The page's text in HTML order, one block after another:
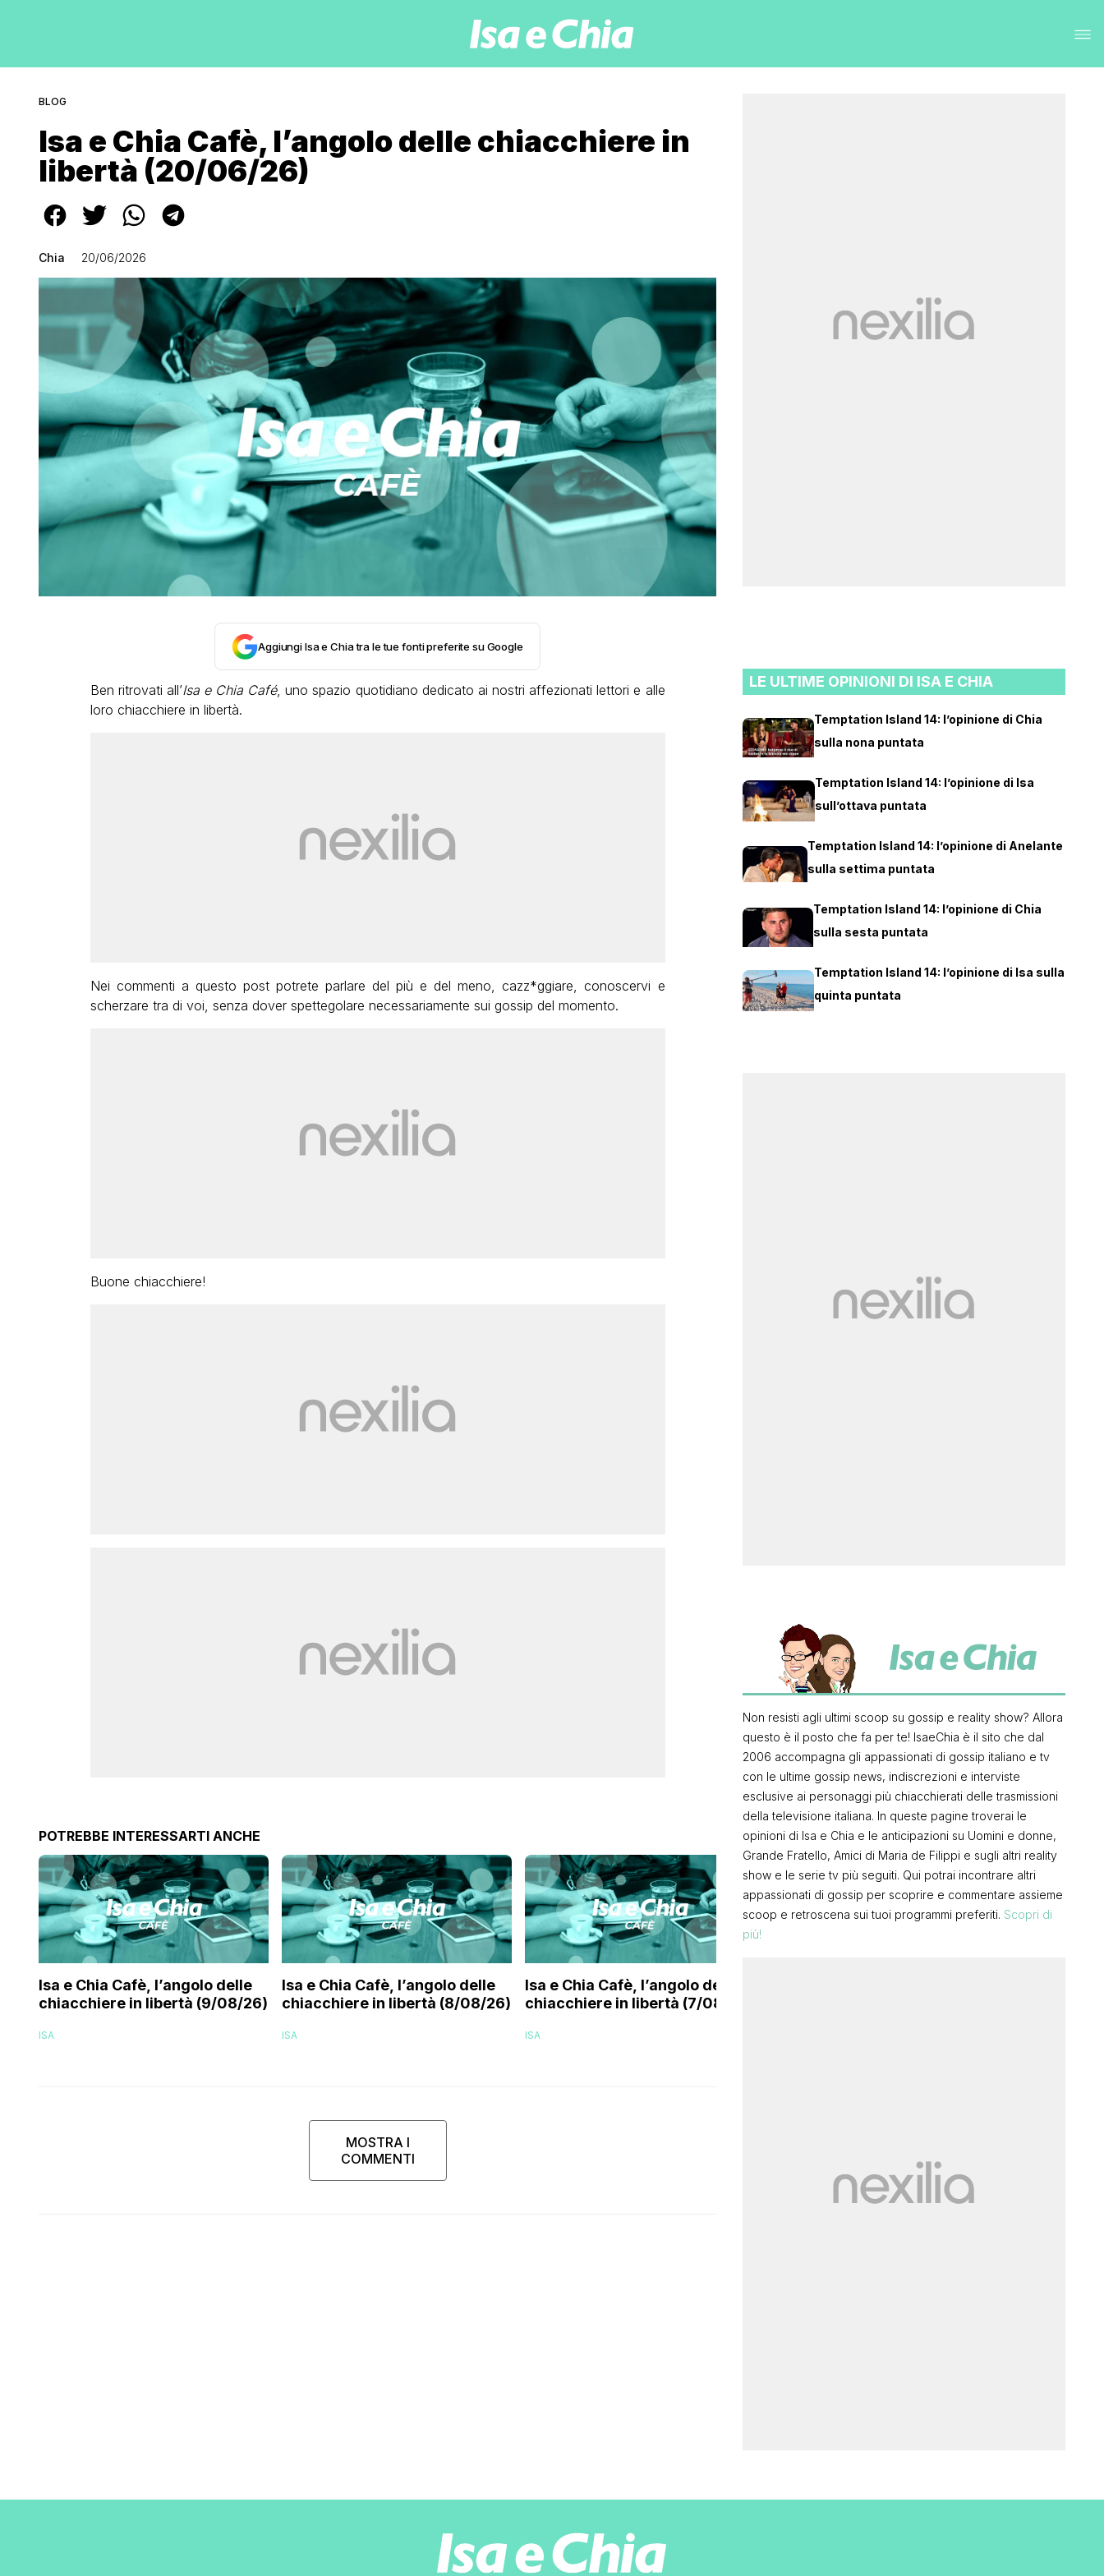
BLOG
Isa e Chia Cafè, l’angolo delle chiacchiere in
libertà (20/06/26)
Chia 20/06/2026
Aggiungi Isa e Chia tra le tue fonti preferite su Google
Ben ritrovati all’Isa e Chia Café, uno spazio quotidiano dedicato ai nostri affezionati lettori e alle
loro chiacchiere in libertà.
Nei commenti a questo post potrete parlare del più e del meno, cazz*ggiare, conoscervi e
scherzare tra di voi, senza dover spettegolare necessariamente sui gossip del momento.
Buone chiacchiere!
POTREBBE INTERESSARTI ANCHE
Isa e Chia Cafè, l’angolo delle
chiacchiere in libertà (9/08/26)
ISA
Isa e Chia Cafè, l’angolo delle
chiacchiere in libertà (8/08/26)
ISA
Isa e Chia Cafè, l’angolo delle
chiacchiere in libertà (7/08/26)
ISA
MOSTRA I
COMMENTI
LE ULTIME OPINIONI DI ISA E CHIA
Temptation Island 14: l’opinione di Chia
sulla nona puntata
Temptation Island 14: l’opinione di Isa
sull’ottava puntata
Temptation Island 14: l’opinione di Anelante
sulla settima puntata
Temptation Island 14: l’opinione di Chia
sulla sesta puntata
Temptation Island 14: l’opinione di Isa sulla
quinta puntata
Non resisti agli ultimi scoop su gossip e reality show? Allora
questo è il posto che fa per te! IsaeChia è il sito che dal
2006 accompagna gli appassionati di gossip italiano e tv
con le ultime gossip news, indiscrezioni e interviste
esclusive ai personaggi più chiacchierati delle trasmissioni
della televisione italiana. In queste pagine troverai le
opinioni di Isa e Chia e le anticipazioni su Uomini e donne,
Grande Fratello, Amici di Maria de Filippi e sugli altri reality
show e le serie tv più seguiti. Qui potrai incontrare altri
appassionati di gossip per scoprire e commentare assieme
scoop e retroscena sui tuoi programmi preferiti. Scopri di
più!